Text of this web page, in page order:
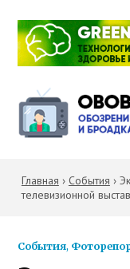
Главная › События ›
телевизионной
События,